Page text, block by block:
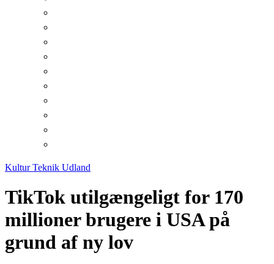
KulturTeknik Udland
TikTok utilgængeligt for 170
millioner brugere i USA på
grund af ny lov